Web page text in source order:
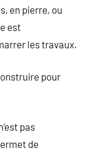
en pierre, ou
est
les travaux.
pour
pas
de